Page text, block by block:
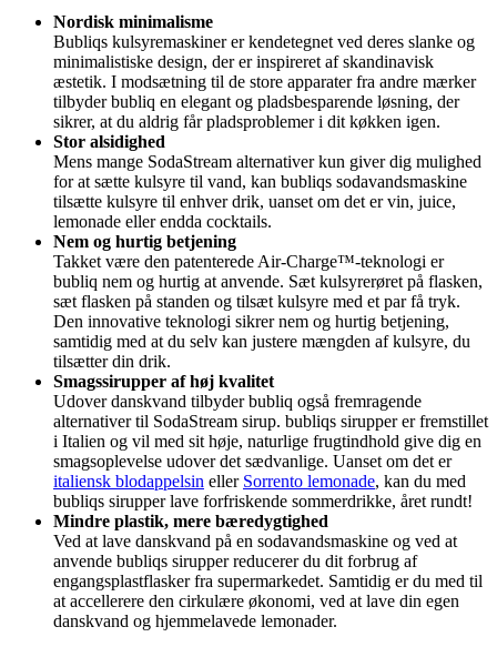
Nordisk minimalisme
Bubliqs kulsyremaskiner er kendetegnet ved deres slanke og
minimalistiske design, der er inspireret af skandinavisk
æstetik. I modsætning til de store apparater fra andre mærker
tilbyder bubliq en elegant og pladsbesparende løsning, der
sikrer, at du aldrig får pladsproblemer i dit køkken igen.
Stor alsidighed
Mens mange SodaStream alternativer kun giver dig mulighed
for at sætte kulsyre til vand, kan bubliqs sodavandsmaskine
tilsætte kulsyre til enhver drik, uanset om det er vin, juice,
lemonade eller endda cocktails.
Nem og hurtig betjening
Takket være den patenterede Air-Charge™-teknologi er
bubliq nem og hurtig at anvende. Sæt kulsyrerøret på flasken,
sæt flasken på standen og tilsæt kulsyre med et par få tryk.
Den innovative teknologi sikrer nem og hurtig betjening,
samtidig med at du selv kan justere mængden af kulsyre, du
tilsætter din drik.
Smagssirupper af høj kvalitet
Udover danskvand tilbyder bubliq også fremragende
alternativer til SodaStream sirup. bubliqs sirupper er fremstillet
i Italien og vil med sit høje, naturlige frugtindhold give dig en
smagsoplevelse udover det sædvanlige. Uanset om det er
italiensk blodappelsin eller Sorrento lemonade, kan du med
bubliqs sirupper lave forfriskende sommerdrikke, året rundt!
Mindre plastik, mere bæredygtighed
Ved at lave danskvand på en sodavandsmaskine og ved at
anvende bubliqs sirupper reducerer du dit forbrug af
engangsplastflasker fra supermarkedet. Samtidig er du med til
at accellerere den cirkulære økonomi, ved at lave din egen
danskvand og hjemmelavede lemonader.